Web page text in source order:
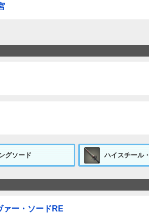
グソード ハイスチール
ァー・ソードRE